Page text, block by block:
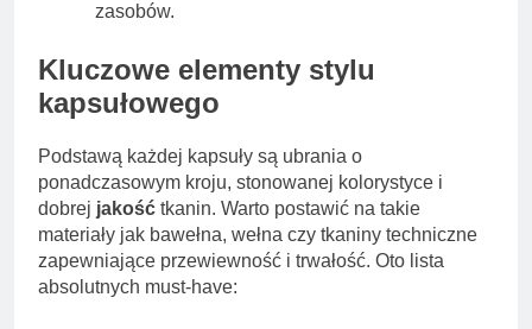
zasobów.
Kluczowe elementy stylu
kapsułowego
Podstawą każdej kapsuły są ubrania o
ponadczasowym kroju, stonowanej kolorystyce i
dobrej jakość tkanin. Warto postawić na takie
materiały jak bawełna, wełna czy tkaniny techniczne
zapewniające przewiewność i trwałość. Oto lista
absolutnych must-have: